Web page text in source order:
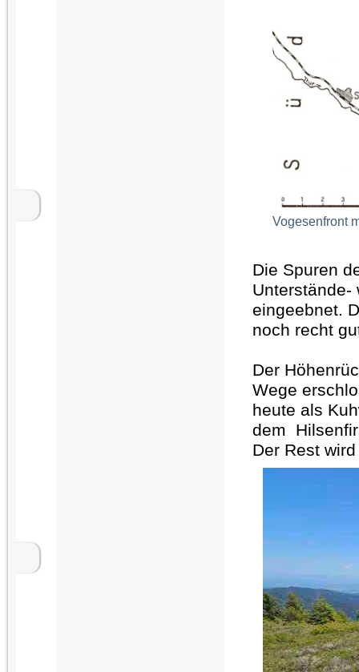
Vogesenfront
Die Spuren
Unterstände-
eingeebnet.
noch recht
Der
Wege
heute als
dem
Der Rest